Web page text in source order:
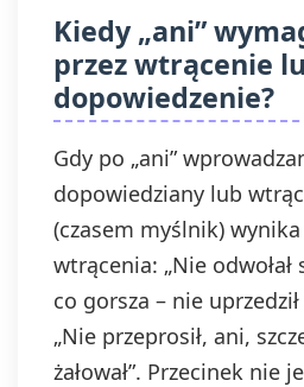
Kiedy „ani”
przez wtrącenie
dopowiedzenie?
Gdy po „ani”
dopowiedziany lub
(czasem myślnik)
wtrącenia: „Nie
co gorsza – nie
„Nie przeprosił, ani,
żałował”. Przecinek nie